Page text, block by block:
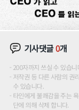
기사댓글0개
200자까지 쓰실 수 있습
저작권 등 다른 사람의 권
수 있습니다.
타인에게 불쾌감을 주는
단에 의해 삭제 합니다.